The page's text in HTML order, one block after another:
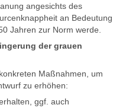
angesichts des
an Bedeutung
Jahren zur Norm werde.
der grauen
Maßnahmen, um
zu erhöhen:
ggf. auch